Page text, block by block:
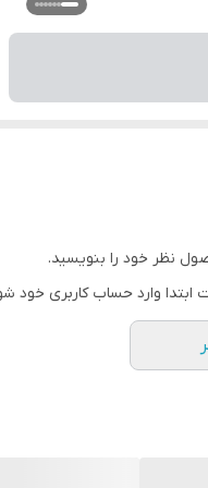
نظر خود را بنویسید.
ابتدا وارد حساب کاربری خود